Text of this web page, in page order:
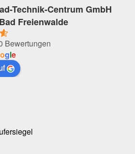
Technik-Centrum GmbH
Freienwalde
Bewertungen
ogle